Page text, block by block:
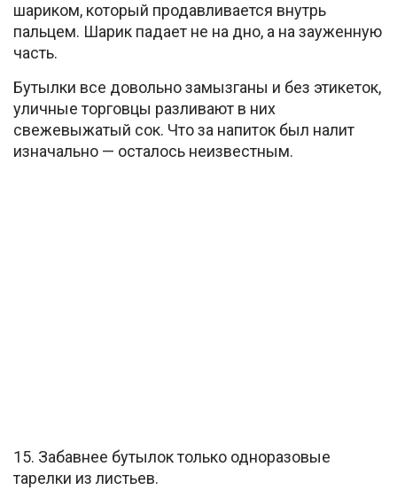
шариком, который продавливается внутрь
пальцем. Шарик падает не на дно, а на зауженную
часть.
Бутылки все довольно замызганы и без этикеток,
уличные торговцы разливают в них
свежевыжатый сок. Что за напиток был налит
изначально — осталось неизвестным.
15. Забавнее бутылок только одноразовые
тарелки из листьев.